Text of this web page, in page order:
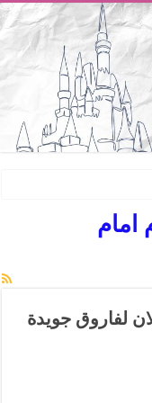
في روايات مريم عبد العزيز؟
في روايات مريم عبد العزيز؟
الضوء
بكرة القدم؟
امام
لفاروق جويدة